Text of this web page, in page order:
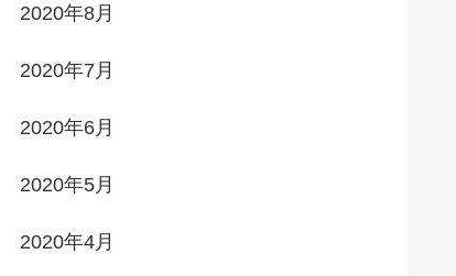
2020年8月
2020年7月
2020年6月
2020年5月
2020年4月